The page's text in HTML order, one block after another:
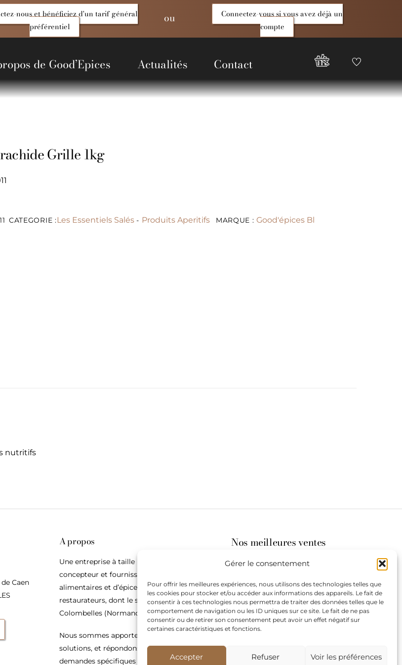
Gérer le consentement
Pour offrir les meilleures expériences, nous utilisons des technologies telles que
les cookies pour stocker et/ou accéder aux informations des appareils. Le fait de
consentir à ces technologies nous permettra de traiter des données telles que le
comportement de navigation ou les ID uniques sur ce site. Le fait de ne pas
consentir ou de retirer son consentement peut avoir un effet négatif sur
certaines caractéristiques et fonctions.
Accepter Refuser Voir les préférences
nous et bénéficiez d'un tarif général
préférentiel
ou
Connectez-vous si vous avez déjà un
compte
de Good’Epices Actualités Contact
Compte
Good
Epices
Favoris
Grille 1kg
CATEGORIE :Les Essentiels Salés- Produits Aperitifs MARQUE :Good'épices Bl
nutritifs
Caen
A propos
Une entreprise à taille humaine,
concepteur et fournisseur de produits
alimentaires et d’épices pour les
restaurateurs, dont le siège social est à
Colombelles (Normandie).
Nous sommes apporteurs d’idées, de
solutions, et répondons présents pour les
demandes spécifiques des restaurateurs.
Nos meilleures ventes